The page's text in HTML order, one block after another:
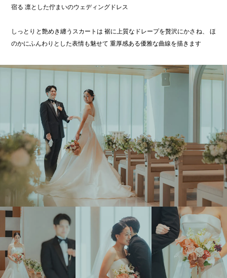
宿る 凛とした佇まいのウェディングドレス
しっとりと艶めき纏うスカートは 裾に上質なドレープを贅沢にかさね、
ほ
のかにふんわりとした表情も魅せて 重厚感ある優雅な曲線を描きます